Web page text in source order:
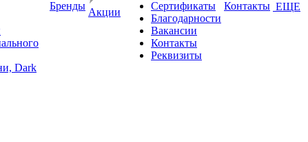
Dark
Бренды
Акции
Сертификаты
Благодарности
Вакансии
Контакты
Реквизиты
Контакты ЕЩЕ